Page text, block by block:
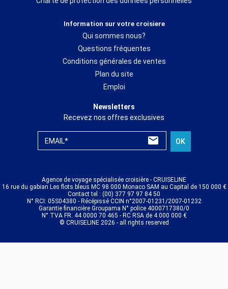
Information sur votre croisiere
Qui sommes nous?
Questions fréquentes
Conditions générales de ventes
Plan du site
Emploi
Newsletters
Recevez nos offres exclusives
EMAIL* OK
Agence de voyage spécialisée croisière - CRUISELINE
16 rue du gabian Les flots bleus MC 98 000 Monaco SAM au Capital de 150 000 €
Contact tel : (00) 377 97 97 84 50
N° RCI: 05S04380 - Récépissé CCIN n°2007-01231/2007-01232
Garantie financière Groupama N° police 4000717380/0
N° TVA FR. 44 0000 70 465 - RC RSA de 4 000 000 €
© CRUISELINE 2026 - all rights reserved